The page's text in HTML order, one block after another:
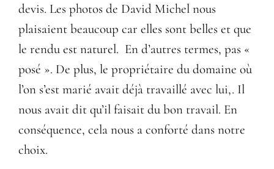
devis. Les photos de David Michel nous
plaisaient beaucoup car elles sont belles et que
le rendu est naturel. En d’autres termes, pas «
posé ». De plus, le propriétaire du domaine où
l’on s’est marié avait déjà travaillé avec lui,. Il
nous avait dit qu’il faisait du bon travail. En
conséquence, cela nous a conforté dans notre
choix.